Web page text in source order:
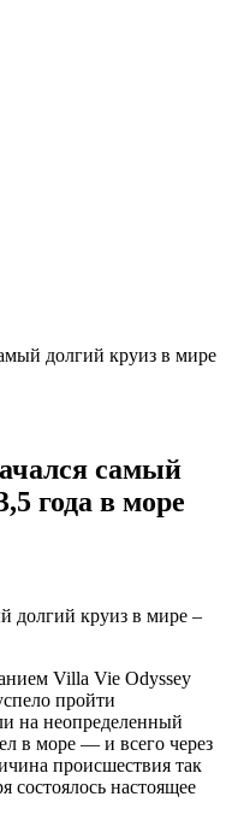
долгий круиз в мире
самый
года в море
Villa Vie Odyssey
пройти
на неопределенный
в море — и всего через
происшествия так
состоялось настоящее